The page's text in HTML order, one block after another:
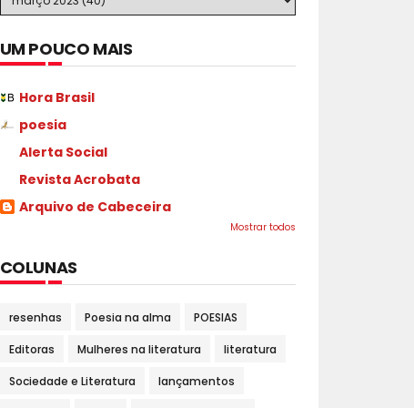
UM POUCO MAIS
Hora Brasil
poesia
Alerta Social
Revista Acrobata
Arquivo de Cabeceira
Mostrar todos
COLUNAS
resenhas Poesia na alma POESIAS
Editoras Mulheres na literatura literatura
Sociedade e Literatura lançamentos